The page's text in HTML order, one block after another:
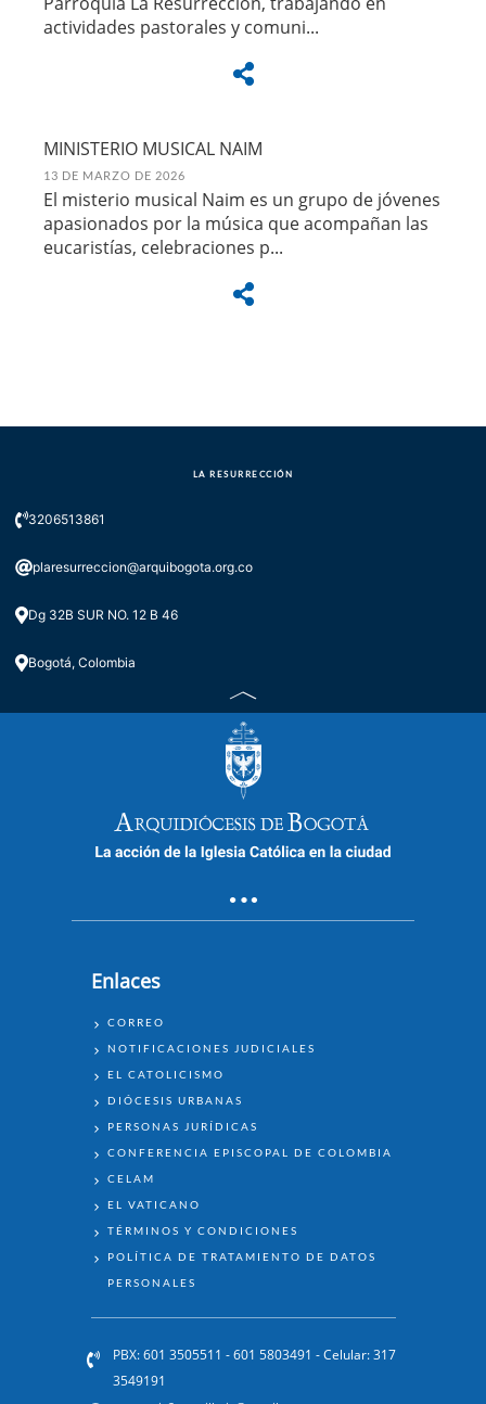
actividades pastorales y comuni...
MINISTERIO MUSICAL NAIM
13 DE MARZO DE 2026
El misterio musical Naim es un grupo de jóvenes
apasionados por la música que acompañan las
eucaristías, celebraciones p...
LA RESURRECCIÓN
3206513861
plaresurreccion@arquibogota.org.co
Dg 32B SUR NO. 12 B 46
Bogotá, Colombia
Enlaces
ENLACES
CORREO
NOTIFICACIONES JUDICIALES
EL CATOLICISMO
DIÓCESIS URBANAS
PERSONAS JURÍDICAS
CONFERENCIA EPISCOPAL DE COLOMBIA
CELAM
EL VATICANO
TÉRMINOS Y CONDICIONES
POLÍTICA DE TRATAMIENTO DE DATOS
PERSONALES
PBX: 601 3505511 - 601 5803491 - Celular: 317
3549191